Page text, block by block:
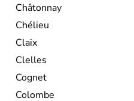
Châtonnay
Chélieu
Claix
Clelles
Cognet
Colombe